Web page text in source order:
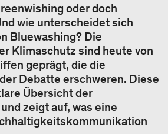
oder doch
wie unterscheidet sich
Bluewashing? Die
Klimaschutz sind heute von
geprägt, die die
Debatte erschweren. Diese
Übersicht der
zeigt auf, was eine